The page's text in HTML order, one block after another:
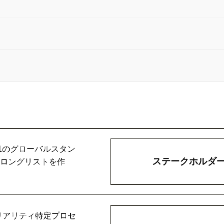
グローバルスタン
ングリストを作
ステークホルダ
リティ特定プロセ